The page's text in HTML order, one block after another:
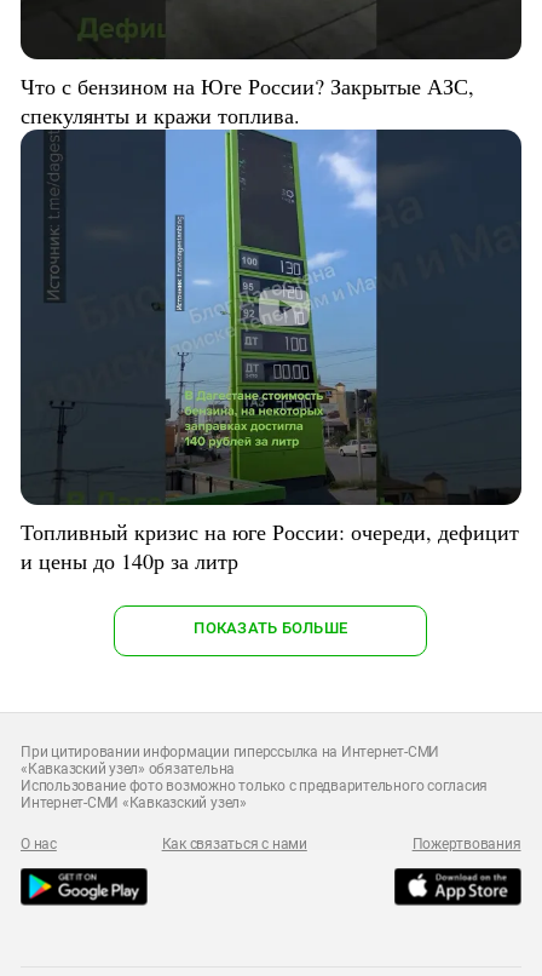
Что с бензином на Юге России? Закрытые АЗС,
спекулянты и кражи топлива.
Топливный кризис на юге России: очереди, дефицит
и цены до 140р за литр
ПОКАЗАТЬ БОЛЬШЕ
При цитировании информации гиперссылка на Интернет-СМИ
«Кавказский узел» обязательна
Использование фото возможно только с предварительного согласия
Интернет-СМИ «Кавказский узел»
О нас Как связаться с нами Пожертвования